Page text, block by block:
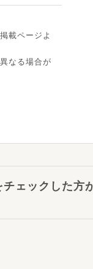
載ページよ
なる場合が
チェックした方